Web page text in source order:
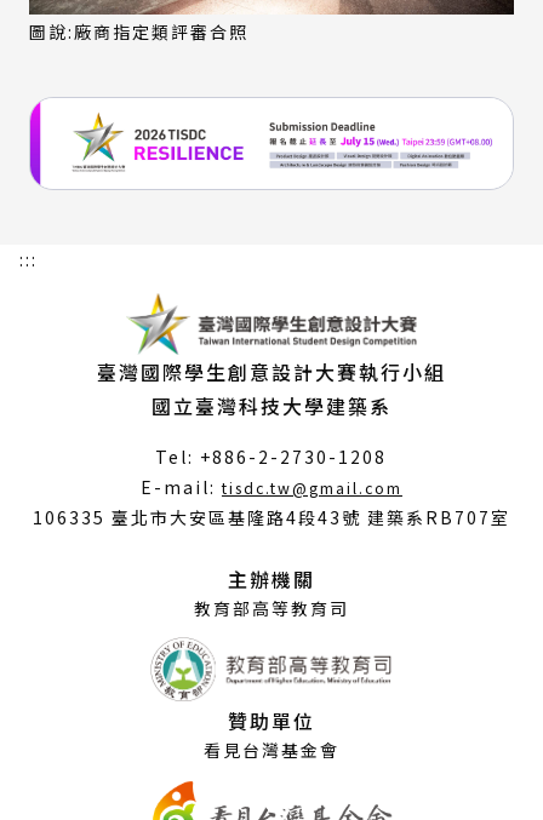
圖說:廠商指定類評審合照
:::
臺灣國際學生創意設計大賽執行小組
國立臺灣科技大學建築系
Tel: +886-2-2730-1208
E-mail:tisdc.tw@gmail.com
開
106335 臺北市大安區基隆路4段43號 建築系RB707室
主辦機關
教育部高等教育司
贊助單位
看見台灣基金會